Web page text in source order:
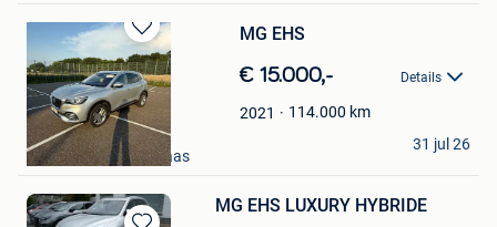
Bewaren
in
Mijn
Favorieten
MG EHS
€ 15.000,- Details
2021 114.000 km
Gino
Mechelen-Aan-De-Maas
31 jul 26
MG EHS LUXURY HYBRIDE